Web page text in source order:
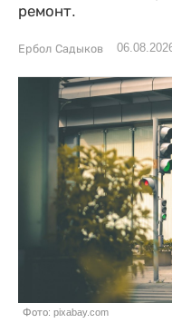
ремонт.
Ербол Садыков
Фото: pixabay.com